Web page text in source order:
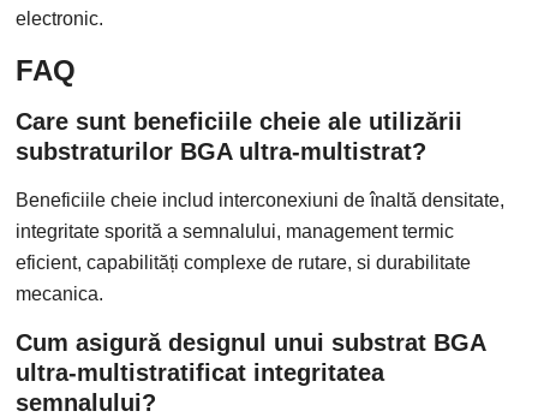
electronic.
FAQ
Care sunt beneficiile cheie ale utilizării
substraturilor BGA ultra-multistrat?
Beneficiile cheie includ interconexiuni de înaltă densitate,
integritate sporită a semnalului, management termic
eficient, capabilități complexe de rutare, si durabilitate
mecanica.
Cum asigură designul unui substrat BGA
ultra-multistratificat integritatea
semnalului?